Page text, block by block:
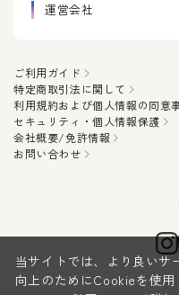
運営会社
ご利用ガイド
特定商取引法に関して
利用規約および個人情報の同意
セキュリティ・個人情報保護
会社概要/免許情報
お問い合わせ
当サイトでは、より良いサ
向上のためにCookieを使用